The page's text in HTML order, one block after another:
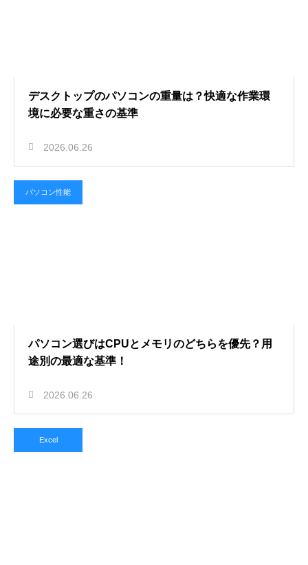
デスクトップのパソコンの重量は？快適な作業環
境に必要な重さの基準
2026.06.26
パソコン性能
パソコン選びはCPUとメモリのどちらを優先？用
途別の最適な基準！
2026.06.26
Excel